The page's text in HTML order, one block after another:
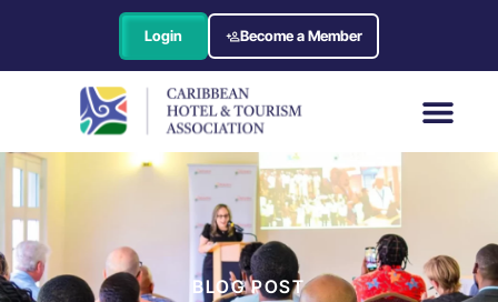
Login Become a Member
BLOG POST